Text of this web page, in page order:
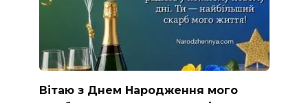
Вітаю з Днем Народження мого